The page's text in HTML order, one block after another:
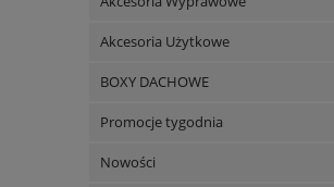
Akcesoria Użytkowe
BOXY DACHOWE
Promocje tygodnia
Nowości